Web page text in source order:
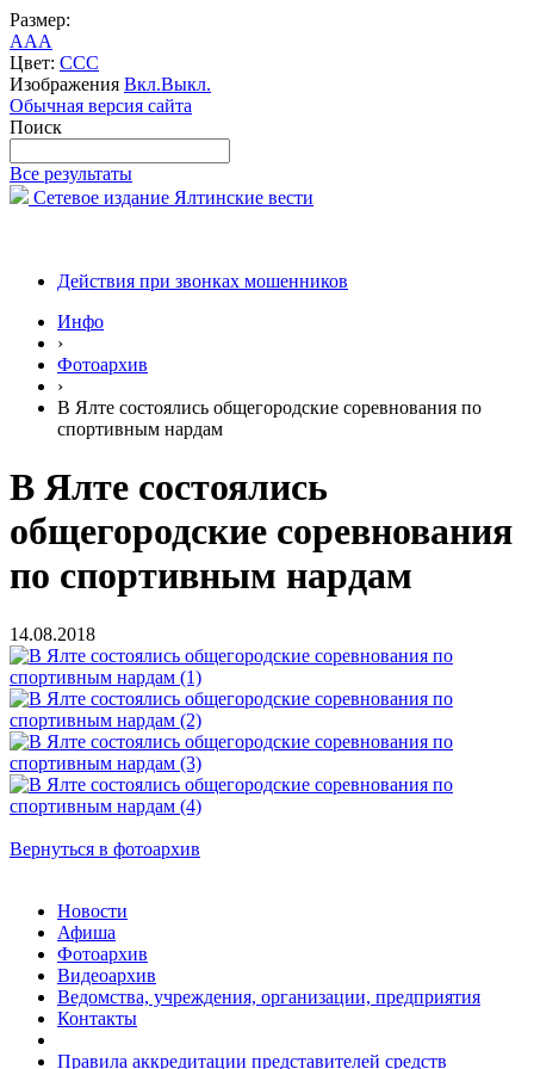
Размер:
AAA
Цвет: CCC
Изображения Вкл.Выкл.
Обычная версия сайта
Поиск
Все результаты
Сетевое издание Ялтинские вести
Действия при звонках мошенников
Инфо
›
Фотоархив
›
В Ялте состоялись общегородские соревнования по
спортивным нардам
В Ялте состоялись
общегородские соревнования
по спортивным нардам
14.08.2018
Вернуться в фотоархив
Новости
Афиша
Фотоархив
Видеоархив
Ведомства, учреждения, организации, предприятия
Контакты
Правила аккредитации представителей средств